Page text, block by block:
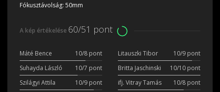
Fókusztávolság: 50mm
A kép értékelése 60/51 pont
Máté Bence 10/8 pont Litauszki Tibor
10/9 pont
Suhayda László
10/7 pont Britta Jaschinski
10/10 pont
Szilágyi Attila
10/9 pont ifj. Vitray Tamás
10/8 pont